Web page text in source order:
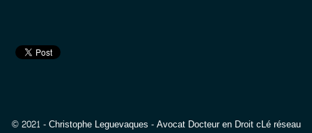
© 2021 - Christophe Leguevaques - Avocat Docteur en Droit cLé réseau